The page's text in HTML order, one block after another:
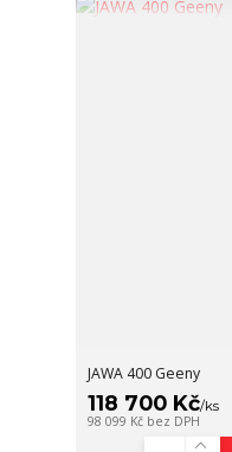
JAWA 400 Geeny
118 700 Kč/ks
98 099 Kč bez DPH